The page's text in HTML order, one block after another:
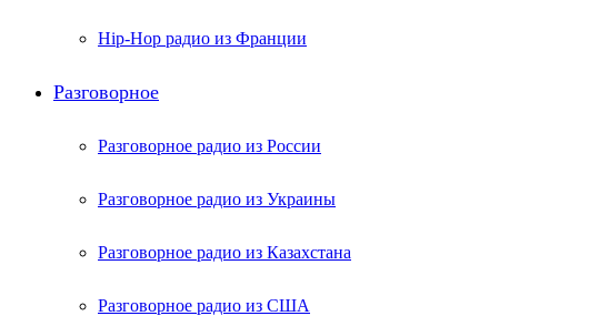
Hip-Hop радио из Франции
Разговорное
Разговорное радио из России
Разговорное радио из Украины
Разговорное радио из Казахстана
Разговорное радио из США